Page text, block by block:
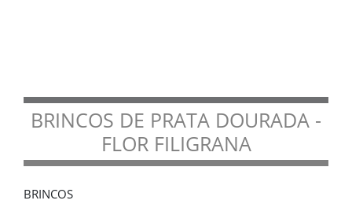
BRINCOS DE PRATA DOURADA -
FLOR FILIGRANA
BRINCOS